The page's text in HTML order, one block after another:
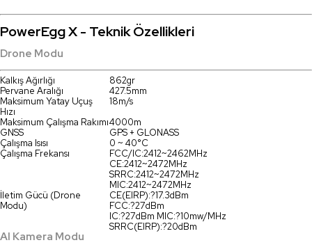
PowerEgg X - Teknik Özellikleri
Drone Modu
Kalkış Ağırlığı
862gr
Pervane Aralığı
427.5mm
Maksimum Yatay Uçuş
Hızı
18m/s
Maksimum Çalışma Rakımı4000m
GNSS
GPS + GLONASS
Çalışma Isısı
0 ~ 40°C
Çalışma Frekansı
FCC/IC:2412~2462MHz
CE:2412~2472MHz
SRRC:2412~2472MHz
MIC:2412~2472MHz
İletim Gücü (Drone
Modu)
CE(EIRP):?17.3dBm
FCC:?27dBm
IC:?27dBm MIC:?10mw/MHz
SRRC(EIRP):?20dBm
AI Kamera Modu